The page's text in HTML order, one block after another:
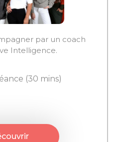
par un coach
Intelligence.
(30 mins)